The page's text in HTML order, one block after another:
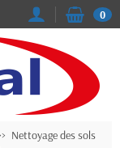
0
Nettoyage des sols